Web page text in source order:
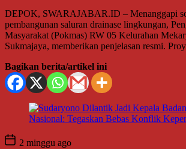
DEPOK, SWARAJABAR.ID – Menanggapi
pembangunan saluran drainase lingkungan,
Masyarakat (Pokmas) RW 05 Kelurahan
Sukmajaya, memberikan penjelasan resmi.
Bagikan berita/artikel ini
2 minggu ago